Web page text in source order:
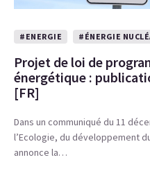
#ENERGIE #ÉNERGIE
Projet de loi de
énergétique :
[FR]
Dans un communiqué du 11
l’Ecologie, du développement
annonce la…